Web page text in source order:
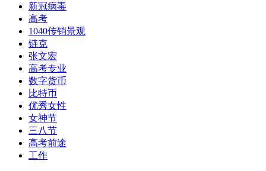
新冠病毒
高考
1040传销景观
链克
张文宏
高考专业
数字货币
比特币
优秀女性
女神节
三八节
高考前途
工作